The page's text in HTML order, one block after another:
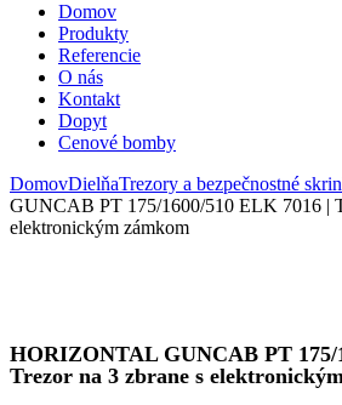
Domov
Produkty
Referencie
O nás
Kontakt
Dopyt
Cenové bomby
DomovDielňaTrezory a bezpečnostné
GUNCAB PT 175/1600/510 ELK 7016 |
elektronickým zámkom
HORIZONTAL GUNCAB PT 175/
Trezor na 3 zbrane s